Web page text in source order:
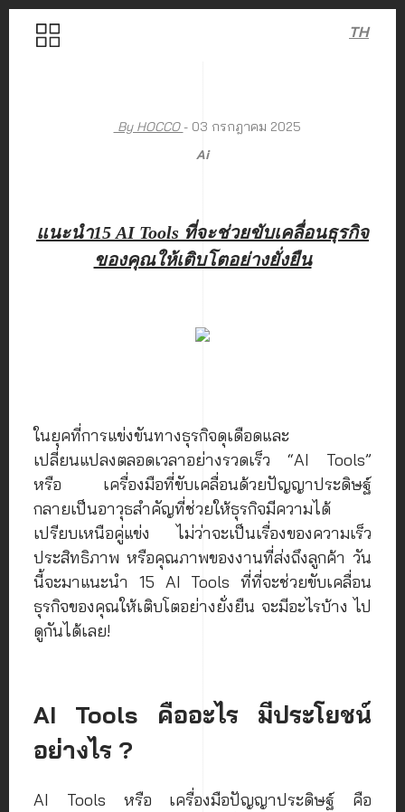
TH
By HOCCO- 03 กรกฎาคม 2025
Ai
แนะนำ15 AI Tools ที่จะช่วยขับเคลื่อนธุรกิจ
ของคุณให้เติบโตอย่างยั่งยืน
ในยุคที่การแข่งขันทางธุรกิจดุเดือดและ
เปลี่ยนแปลงตลอดเวลาอย่างรวดเร็ว “AI Tools”
หรือ เครื่องมือที่ขับเคลื่อนด้วยปัญญาประดิษฐ์
กลายเป็นอาวุธสำคัญที่ช่วยให้ธุรกิจมีความได้
เปรียบเหนือคู่แข่ง ไม่ว่าจะเป็นเรื่องของความเร็ว
ประสิทธิภาพ หรือคุณภาพของงานที่ส่งถึงลูกค้า วัน
นี้จะมาแนะนำ 15 AI Tools ที่ที่จะช่วยขับเคลื่อน
ธุรกิจของคุณให้เติบโตอย่างยั่งยืน จะมีอะไรบ้าง ไป
ดูกันได้เลย!
AI Tools คืออะไร มีประโยชน์
อย่างไร ?
AI Tools หรือ เครื่องมือปัญญาประดิษฐ์ คือ